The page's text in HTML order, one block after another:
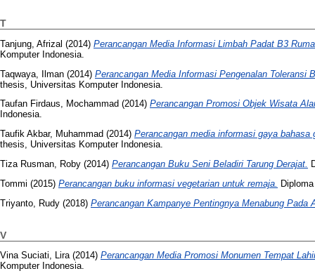
T
Tanjung, Afrizal (2014) Perancangan Media Informasi Limbah Padat B3
Komputer Indonesia.
Taqwaya, Ilman (2014) Perancangan Media Informasi Pengenalan Toleransi
thesis, Universitas Komputer Indonesia.
Taufan Firdaus, Mochammad (2014) Perancangan Promosi Objek Wisata
Indonesia.
Taufik Akbar, Muhammad (2014) Perancangan media informasi gaya
thesis, Universitas Komputer Indonesia.
Tiza Rusman, Roby (2014) Perancangan Buku Seni Beladiri Tarung Derajat.
Tommi (2015) Perancangan buku informasi vegetarian untuk remaja.
Triyanto, Rudy (2018) Perancangan Kampanye Pentingnya Menabung Pada
V
Vina Suciati, Lira(2014) Perancangan Media Promosi Monumen Tempat
Komputer Indonesia.